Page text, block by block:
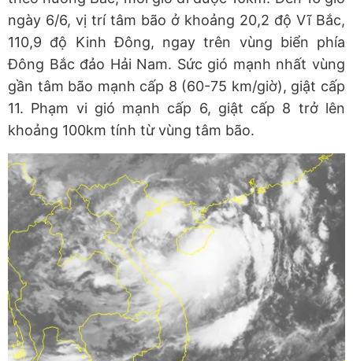
ngày 6/6, vị trí tâm bão ở khoảng 20,2 độ Vĩ Bắc,
110,9 độ Kinh Đông, ngay trên vùng biển phía
Đông Bắc đảo Hải Nam. Sức gió mạnh nhất vùng
gần tâm bão mạnh cấp 8 (60-75 km/giờ), giật cấp
11. Phạm vi gió mạnh cấp 6, giật cấp 8 trở lên
khoảng 100km tính từ vùng tâm bão.